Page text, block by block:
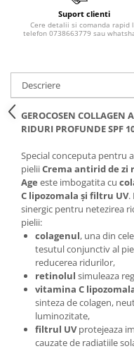
Accesorii machiaj
Igiena dentara
Pasta de dinti
Apa de gura
Ata dentara
Adeziv dentar si ingrijire
Tampoane si absorbante
Geluri si deodorante
Produse manichiura &
Oja si lac de unghii
Accesorii manichiura &
Scutece adulti
Seturi cadou
Suport clienti
Cere detalii si comanda rapid
telefon 0738663779 sau
Descriere
GEROCOSEN COLLAGEN
RIDURI PROFUNDE SPF
Special conceputa pentru
pieliiCrema antirid de zi
Age este imbogatita cu
C lipozomala și filtru UV.
sinergic pentru netezirea
pielii:
colagenul, una din
tesutul conjunctiv al
reducerea ridurilor,
retinolul simuleaza
vitamina C
sinteza de colagen,
luminozitate,
filtrul UVprotejeaza
cauzate de radiatiile